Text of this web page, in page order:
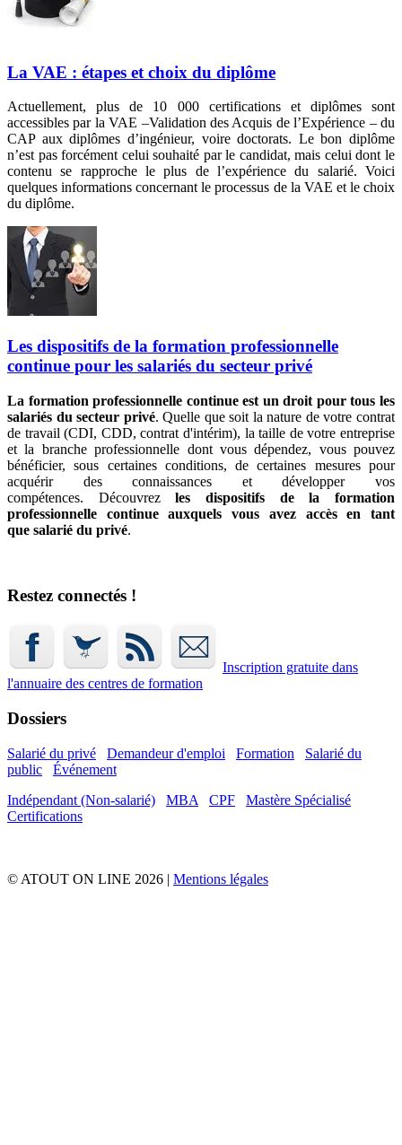
La VAE : étapes et choix du diplôme
Actuellement, plus de 10 000 certifications et diplômes sont
accessibles par la VAE –Validation des Acquis de l’Expérience – du
CAP aux diplômes d’ingénieur, voire doctorats. Le bon diplôme
n’est pas forcément celui souhaité par le candidat, mais celui dont le
contenu se rapproche le plus de l’expérience du salarié. Voici
quelques informations concernant le processus de la VAE et le choix
du diplôme.
Les dispositifs de la formation professionnelle
continue pour les salariés du secteur privé
La formation professionnelle continue est un droit pour tous les
salariés du secteur privé. Quelle que soit la nature de votre contrat
de travail (CDI, CDD, contrat d'intérim), la taille de votre entreprise
et la branche professionnelle dont vous dépendez, vous pouvez
bénéficier, sous certaines conditions, de certaines mesures pour
acquérir des connaissances et développer vos
compétences. Découvrezles dispositifs de la formation
professionnelle continue auxquels vous avez accès en tant
que salarié du privé.
Restez connectés !
Inscription gratuite dans
l'annuaire des centres de formation
Dossiers
Salarié du privé Demandeur d'emploi Formation
Salarié du
public
Événement
Indépendant (Non-salarié)
MBA CPF
Mastère Spécialisé
Certifications
© ATOUT ON LINE 2026 | Mentions légales